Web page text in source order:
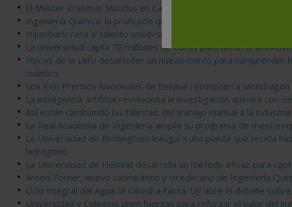
El Máster Erasmus Mundus en Catálisis Sostenible impulsa una
Ingeniería Química: la profesión que impulsa la transformación
Hiperbaric reta al talento universitario internacional a optimizar la
La universidad capta 70 millones de euros para acelerar la
Físicos de la LMU desarrollan un nuevo marco para
cuántico
Los XVII Premios Nacionales de Envase reconocen a
La inteligencia artificial revoluciona la investigación química con
Así están cambiando las fábricas: del trabajo manual a la
La Real Academia de Ingeniería amplía su programa de
La Universidad de Birmingham inaugura una planta que recicla
hidrógeno
La Universidad de Helsinki desarrolla un método eficaz para
Antoni Forner, nuevo catedrático y vicedecano de Ingeniería
Ciclo integral del Agua: la Cátedra Facsa-UJI abre el debate
Universidad y Colegios unen fuerzas para reforzar el valor del